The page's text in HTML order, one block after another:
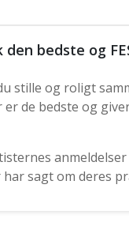
den bedste og
stille og roligt
er de bedste og
har sagt om deres